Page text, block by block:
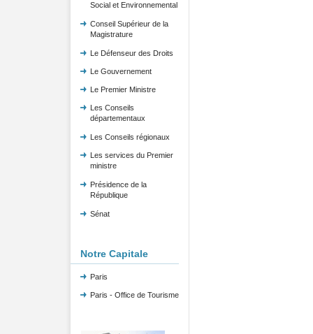
Social et Environnemental
Conseil Supérieur de la
Magistrature
Le Défenseur des Droits
Le Gouvernement
Le Premier Ministre
Les Conseils
départementaux
Les Conseils régionaux
Les services du Premier
ministre
Présidence de la
République
Sénat
Notre Capitale
Paris
Paris - Office de Tourisme